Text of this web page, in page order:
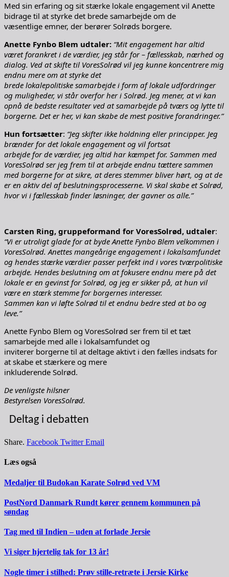
Med sin erfaring og sit stærke lokale engagement vil Anette
bidrage til at styrke det brede samarbejde om de
væsentlige emner, der berører Solrøds borgere.
Anette Fynbo Blem udtaler: “Mit engagement har altid
været forankret i de værdier, jeg står for – fællesskab, nærhed og
dialog. Ved at skifte til VoresSolrød vil jeg kunne koncentrere mig
endnu mere om at styrke det
brede lokalepolitiske samarbejde i form af lokale udfordringer
og muligheder, vi står overfor her i Solrød. Jeg mener, at vi kan
opnå de bedste resultater ved at samarbejde på tværs og lytte til
borgerne. Det er her, vi kan skabe de mest positive forandringer.”
Hun fortsætter: “Jeg skifter ikke holdning eller principper. Jeg
brænder for det lokale engagement og vil fortsat
arbejde for de værdier, jeg altid har kæmpet for. Sammen med
VoresSolrød ser jeg frem til at arbejde endnu tættere sammen
med borgerne for at sikre, at deres stemmer bliver hørt, og at de
er en aktiv del af beslutningsprocesserne. Vi skal skabe et Solrød,
hvor vi i fællesskab finder løsninger, der gavner os alle.”
Carsten Ring, gruppeformand for VoresSolrød, udtaler:
“Vi er utroligt glade for at byde Anette Fynbo Blem velkommen i
VoresSolrød. Anettes mangeårige engagement i lokalsamfundet
og hendes stærke værdier passer perfekt ind i vores tværpolitiske
arbejde. Hendes beslutning om at fokusere endnu mere på det
lokale er en gevinst for Solrød, og jeg er sikker på, at hun vil
være en stærk stemme for borgernes interesser.
Sammen kan vi løfte Solrød til et endnu bedre sted at bo og
leve.”
Anette Fynbo Blem og VoresSolrød ser frem til et tæt
samarbejde med alle i lokalsamfundet og
inviterer borgerne til at deltage aktivt i den fælles indsats for
at skabe et stærkere og mere
inkluderende Solrød.
De venligste hilsner
Bestyrelsen VoresSolrød.
Deltag i debatten
Share. Facebook Twitter Email
Læs også
Medaljer til Budokan Karate Solrød ved VM
PostNord Danmark Rundt kører gennem kommunen på
søndag
Tag med til Indien – uden at forlade Jersie
Vi siger hjertelig tak for 13 år!
Nogle timer i stilhed: Prøv stille-retræte i Jersie Kirke